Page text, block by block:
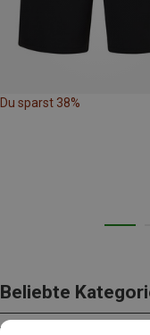
Du sparst 38%
Beliebte